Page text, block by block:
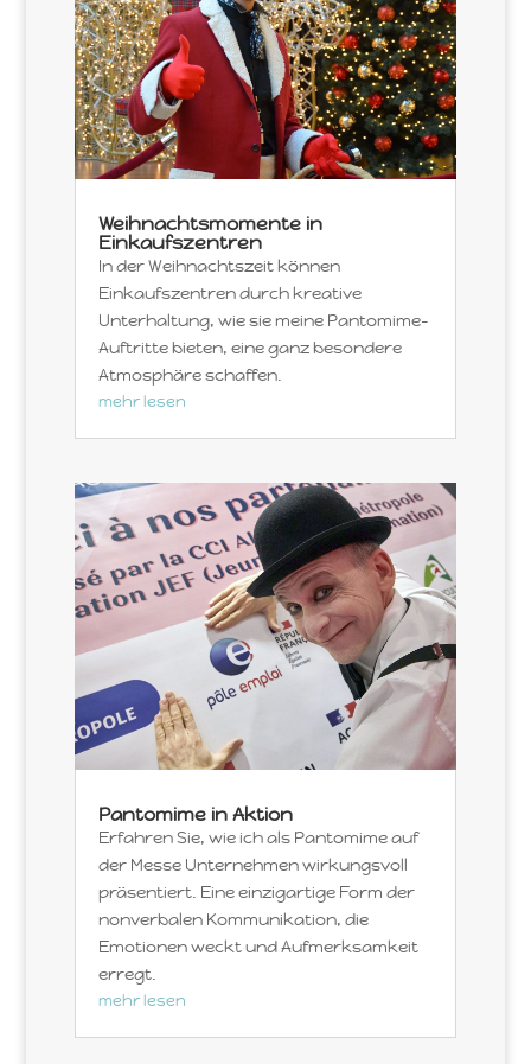
Weihnachtsmomente in
Einkaufszentren
In der Weihnachtszeit können
Einkaufszentren durch kreative
Unterhaltung, wie sie meine Pantomime-
Auftritte bieten, eine ganz besondere
Atmosphäre schaffen.
mehr lesen
Pantomime in Aktion
Erfahren Sie, wie ich als Pantomime auf
der Messe Unternehmen wirkungsvoll
präsentiert. Eine einzigartige Form der
nonverbalen Kommunikation, die
Emotionen weckt und Aufmerksamkeit
erregt.
mehr lesen